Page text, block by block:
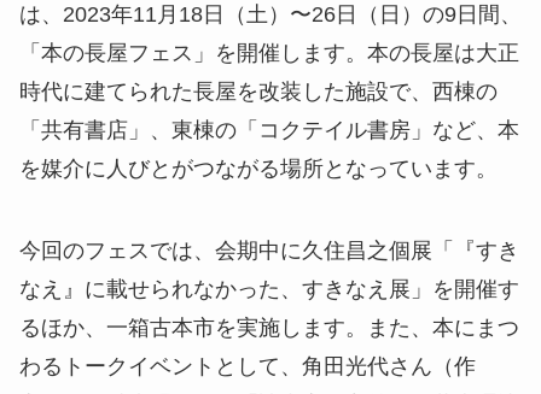
は、2023年11月18日（土）〜26日（日）の9日間、
「本の長屋フェス」を開催します。本の長屋は大正
時代に建てられた長屋を改装した施設で、西棟の
「共有書店」、東棟の「コクテイル書房」など、本
を媒介に人びとがつながる場所となっています。
今回のフェスでは、会期中に久住昌之個展「『すき
なえ』に載せられなかった、すきなえ展」を開催す
るほか、一箱古本市を実施します。また、本にまつ
わるトークイベントとして、角田光代さん（作